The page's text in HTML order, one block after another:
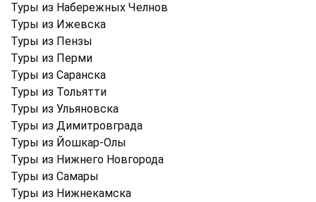
Туры из Набережных Челнов
Туры из Ижевска
Туры из Пензы
Туры из Перми
Туры из Саранска
Туры из Тольятти
Туры из Ульяновска
Туры из Димитровграда
Туры из Йошкар-Олы
Туры из Нижнего Новгорода
Туры из Самары
Туры из Нижнекамска